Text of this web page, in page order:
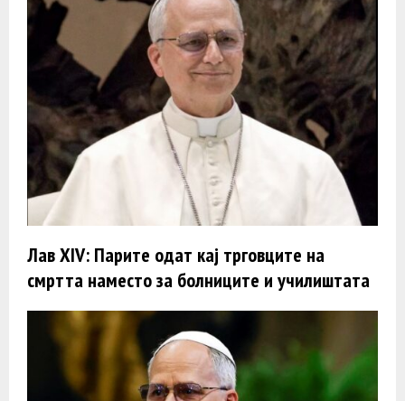
Лав XIV: Парите одат кај трговците на
смртта наместо за болниците и училиштата